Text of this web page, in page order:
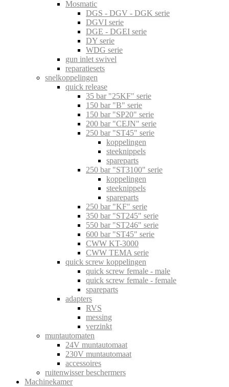
Mosmatic
DGS - DGV - DGK serie
DGVI serie
DGE - DGEI serie
DY serie
WDG serie
gun inlet swivel
reparatiesets
snelkoppelingen
quick release
35 bar "25KF" serie
150 bar "B" serie
150 bar "SP20" serie
200 bar "CEJN" serie
250 bar "ST45" serie
koppelingen
steeknippels
spareparts
250 bar "ST3100" serie
koppelingen
steeknippels
spareparts
250 bar "KF" serie
350 bar "ST245" serie
550 bar "ST246" serie
600 bar "ST45" serie
CWW KT-3000
CWW TEMA serie
quick screw koppelingen
quick screw female - male
quick screw female - female
spareparts
adapters
RVS
messing
verzinkt
muntautomaten
24V muntautomaat
230V muntautomaat
accessoires
ruitenwisser beschermers
Machinekamer